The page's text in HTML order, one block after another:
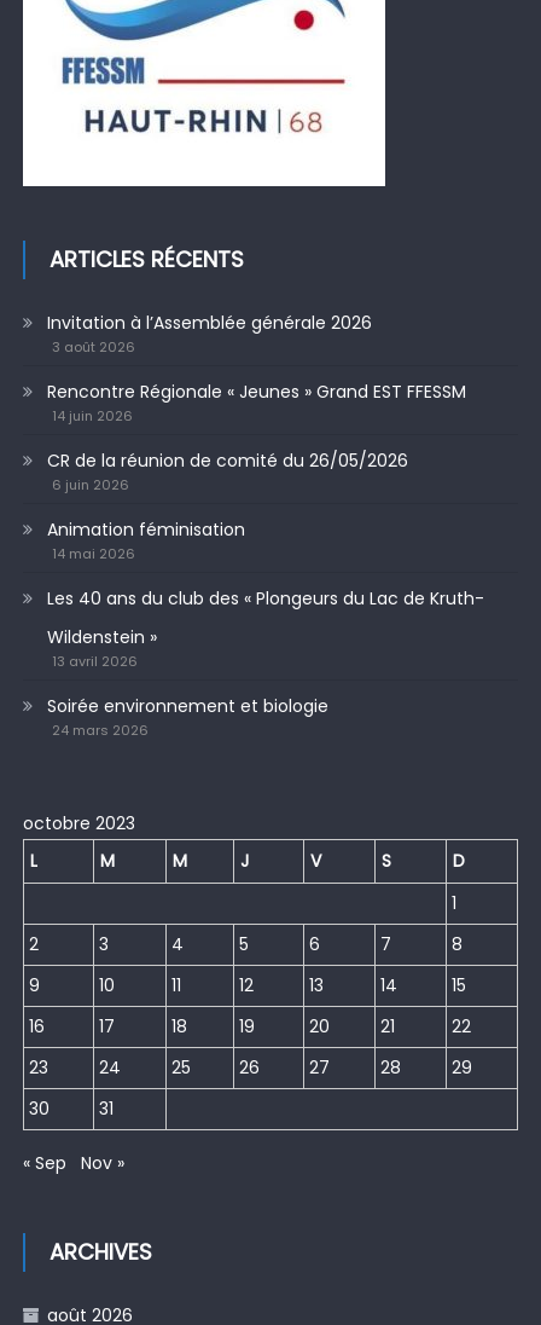
ARTICLES RÉCENTS
Invitation à l’Assemblée générale 2026
3 août 2026
Rencontre Régionale « Jeunes » Grand EST FFESSM
14 juin 2026
CR de la réunion de comité du 26/05/2026
6 juin 2026
Animation féminisation
14 mai 2026
Les 40 ans du club des « Plongeurs du Lac de Kruth-
Wildenstein »
13 avril 2026
Soirée environnement et biologie
24 mars 2026
octobre 2023
L
M M J V S
D
1
2
3 4 5 6 7
8
9
10 11 12 13 14
15
16
17 18 19 20 21
22
23
24 25 26 27 28
29
30
31
« Sep Nov »
ARCHIVES
août 2026